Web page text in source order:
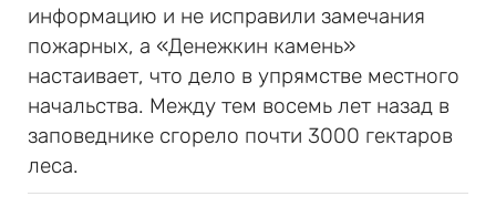
информацию и не исправили замечания
пожарных, а «Денежкин камень»
настаивает, что дело в упрямстве местного
начальства. Между тем восемь лет назад в
заповеднике сгорело почти 3000 гектаров
леса.